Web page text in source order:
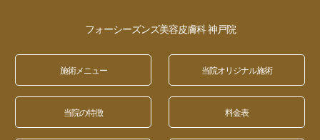
フォーシーズンズ美容皮膚科 神戸院
施術メニュー 当院オリジナル施術
当院の特徴 料金表